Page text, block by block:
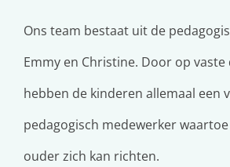
Ons team bestaat uit de
Emmy en Christine. Door op vaste
hebben de kinderen allemaal een
pedagogisch medewerker
ouder zich kan richten.